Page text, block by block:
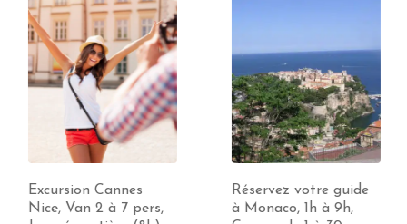
Excursion Cannes
Nice, Van 2 à 7 pers,
Réservez votre guide
à Monaco, 1h à 9h,